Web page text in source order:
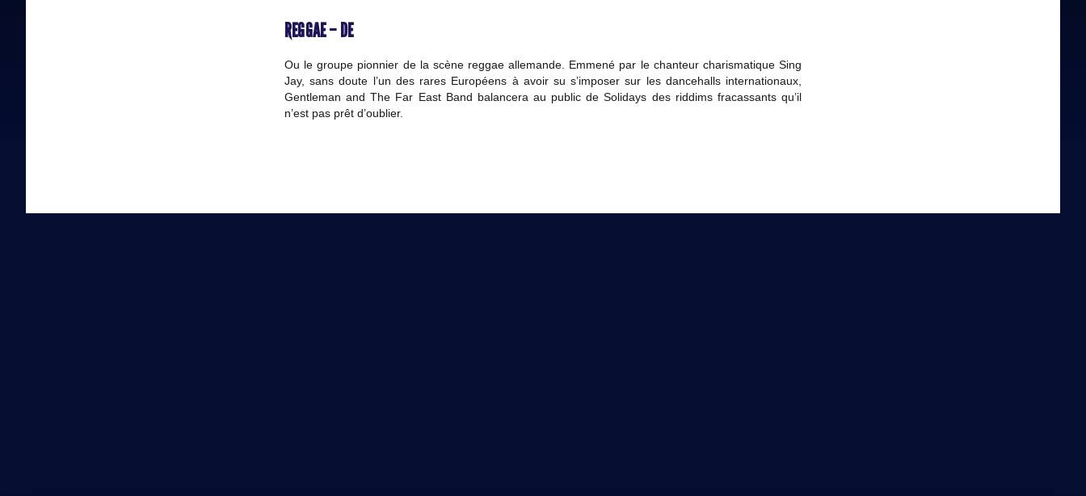
REGGAE – DE
Ou le groupe pionnier de la scène reggae allemande. Emmené par le chanteur charismatique Sing
Jay, sans doute l’un des rares Européens à avoir su s’imposer sur les dancehalls internationaux,
Gentleman and The Far East Band balancera au public de Solidays des riddims fracassants qu’il
n’est pas prêt d’oublier.